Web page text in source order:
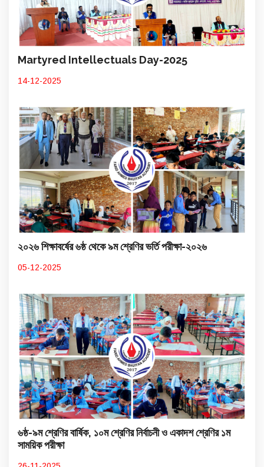
Martyred Intellectuals Day-2025
14-12-2025
২০২৬ শিক্ষাবর্ষের ৬ষ্ঠ থেকে ৯ম শ্রেণির ভর্তি পরীক্ষা-২০২৬
05-12-2025
৬ষ্ঠ-৯ম শ্রেণির বার্ষিক, ১০ম শ্রেণির নির্বাচনী ও একাদশ শ্রেণির ১ম
সাময়িক পরীক্ষা